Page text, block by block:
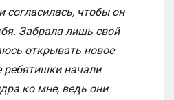
согласилась, чтобы он
Забрала лишь свой
открывать новое
начали
ко мне, ведь они